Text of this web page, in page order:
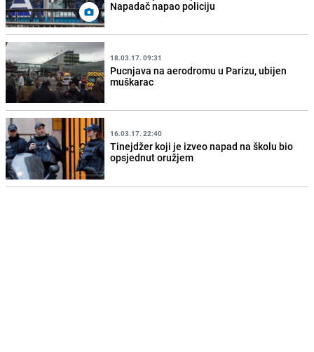
Napadač napao policiju
18.03.17. 09:31
Pucnjava na aerodromu u Parizu, ubijen
muškarac
16.03.17. 22:40
Tinejdžer koji je izveo napad na školu bio
opsjednut oružjem